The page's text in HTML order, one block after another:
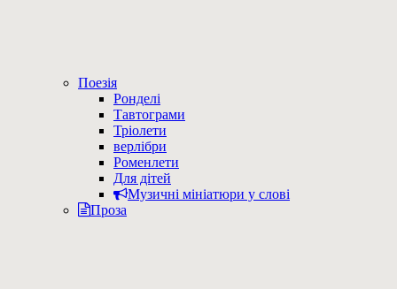
Поезія
Ронделі
Тавтограми
Тріолети
верлібри
Роменлети
Для дітей
Музичні мініатюри у слові
Проза